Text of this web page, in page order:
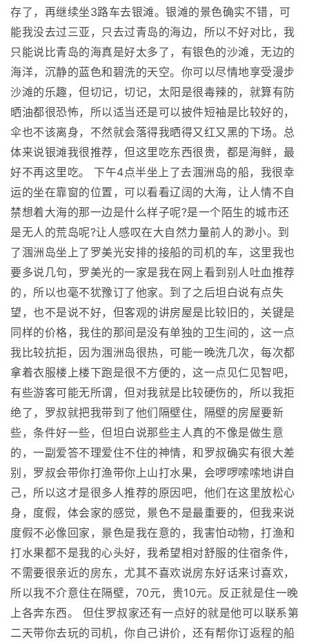
存了，再继续坐3路车去银滩。银滩的景色确实不错，可
能我没去过三亚，只去过青岛的海边，所以不好对比，我
只能说比青岛的海真是好太多了，有银色的沙滩，无边的
海洋，沉静的蓝色和碧洗的天空。你可以尽情地享受漫步
沙滩的乐趣，但切记，切记，太阳是很毒辣的，就算有防
晒油都很恐怖，所以适当还是可以披件短袖是比较好的，
伞也不该离身，不然就会落得我晒得又红又黑的下场。总
体来说银滩我很推荐，但这里吃东西很贵，都是海鲜，最
好不再这里吃。 下午4点半坐上了去涠洲岛的船，我很幸
运的坐在靠窗的位置，可以看看辽阔的大海，让人情不自
禁想着大海的那一边是什么样子呢?是一个陌生的城市还
是无人的荒岛呢?让人感叹在大自然力量前人的渺小。到
了涠洲岛坐上了罗美光安排的接船的司机的车，这里我也
要多说几句，罗美光的一家是我在网上看到别人吐血推荐
的，所以也毫不犹豫订了他家。到了之后坦白说有点失
望，也不是说不好，但客观的讲房屋是比较旧的，关键是
同样的价格，我住的那间是没有单独的卫生间的，这一点
我比较抗拒，因为涠洲岛很热，可能一晚洗几次，每次都
拿着衣服楼上楼下跑是很不方便的，这一点见仁见智吧，
有些游客可能无所谓，但对我就是比较硬伤的，所以我拒
绝了，罗叔就把我带到了他们隔壁住，隔壁的房屋要新
些，条件好一些，但坦白说那些主人真的不像是做生意
的，一副爱答不理爱住不住的神情，和罗叔确实有很大差
别，罗叔会带你打渔带你上山打水果，会啰啰嗦嗦地讲自
己，所以这才是很多人推荐的原因吧，他们在这里放松心
身，度假，体会家的感觉，景色不是最重要的，但我来说
度假不必像回家，景色是我在意的，我害怕动物，打渔和
打水果都不是我的心头好，我希望相对舒服的住宿条件，
不需要很亲近的房东，尤其不喜欢说房东好话来讨喜欢，
所以我不介意住在隔壁，70元，贵10元。反正就是住一晚
上各奔东西。 但住罗叔家还有一点好的就是他可以联系第
二天带你去玩的司机，你自己讲价，还有帮你订返程的船